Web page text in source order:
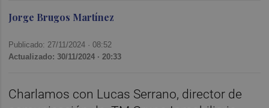
Jorge Brugos Martínez
Publicado: 27/11/2024 ·08:52
Actualizado: 30/11/2024 · 20:33
Charlamos con Lucas Serrano, director de